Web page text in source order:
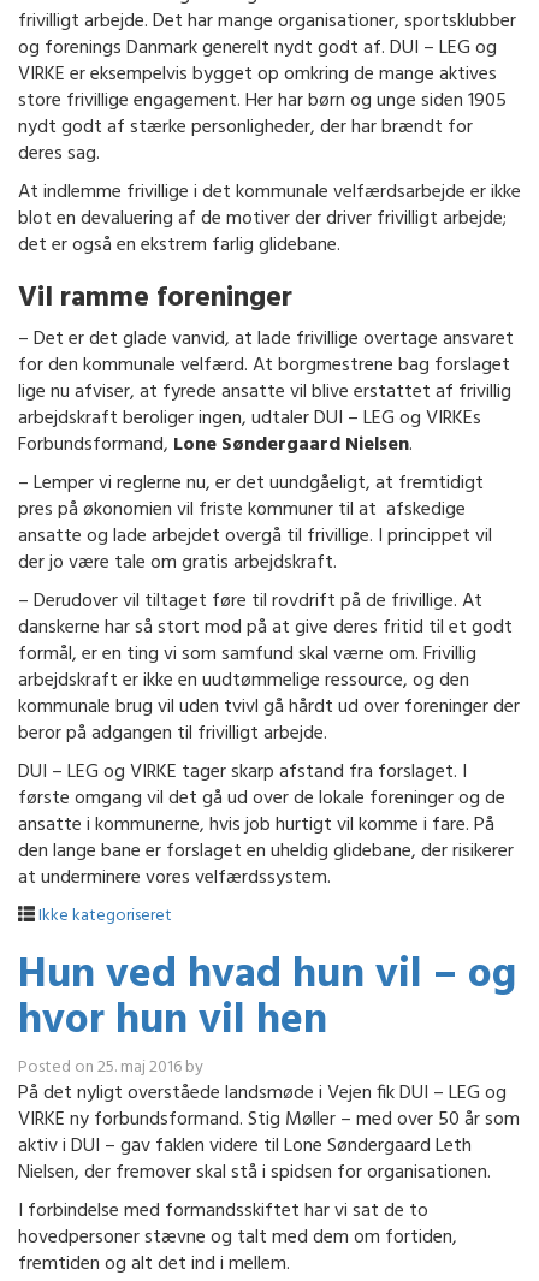
frivilligt arbejde. Det har mange organisationer, sportsklubber
og forenings Danmark generelt nydt godt af. DUI – LEG og
VIRKE er eksempelvis bygget op omkring de mange aktives
store frivillige engagement. Her har børn og unge siden 1905
nydt godt af stærke personligheder, der har brændt for
deres sag.
At indlemme frivillige i det kommunale velfærdsarbejde er ikke
blot en devaluering af de motiver der driver frivilligt arbejde;
det er også en ekstrem farlig glidebane.
Vil ramme foreninger
– Det er det glade vanvid, at lade frivillige overtage ansvaret
for den kommunale velfærd. At borgmestrene bag forslaget
lige nu afviser, at fyrede ansatte vil blive erstattet af frivillig
arbejdskraft beroliger ingen, udtaler DUI – LEG og VIRKEs
Forbundsformand, Lone Søndergaard Nielsen.
– Lemper vi reglerne nu, er det uundgåeligt, at fremtidigt
pres på økonomien vil friste kommuner til at afskedige
ansatte og lade arbejdet overgå til frivillige. I princippet vil
der jo være tale om gratis arbejdskraft.
– Derudover vil tiltaget føre til rovdrift på de frivillige. At
danskerne har så stort mod på at give deres fritid til et godt
formål, er en ting vi som samfund skal værne om. Frivillig
arbejdskraft er ikke en uudtømmelige ressource, og den
kommunale brug vil uden tvivl gå hårdt ud over foreninger der
beror på adgangen til frivilligt arbejde.
DUI – LEG og VIRKE tager skarp afstand fra forslaget. I
første omgang vil det gå ud over de lokale foreninger og de
ansatte i kommunerne, hvis job hurtigt vil komme i fare. På
den lange bane er forslaget en uheldig glidebane, der risikerer
at underminere vores velfærdssystem.
Ikke kategoriseret
Hun ved hvad hun vil – og
hvor hun vil hen
Posted on25. maj 2016by
På det nyligt overståede landsmøde i Vejen fik DUI – LEG og
VIRKE ny forbundsformand. Stig Møller – med over 50 år som
aktiv i DUI – gav faklen videre til Lone Søndergaard Leth
Nielsen, der fremover skal stå i spidsen for organisationen.
I forbindelse med formandsskiftet har vi sat de to
hovedpersoner stævne og talt med dem om fortiden,
fremtiden og alt det ind i mellem.